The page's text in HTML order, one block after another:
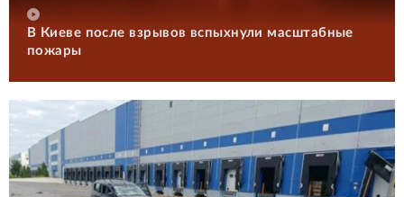
В Киеве после взрывов вспыхнули масштабные
пожары